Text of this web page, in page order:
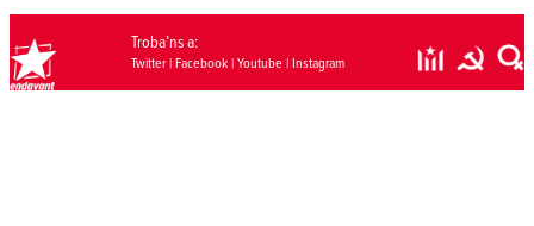
Troba’ns a:
Twitter| Facebook| Youtube| Instagram